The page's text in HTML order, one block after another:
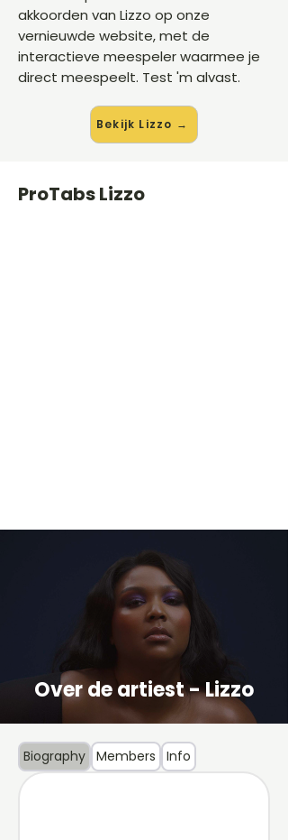
akkoorden van Lizzo op onze
vernieuwde website, met de
interactieve meespeler waarmee je
direct meespeelt. Test 'm alvast.
Bekijk Lizzo →
ProTabs Lizzo
Over de artiest - Lizzo
Biography Members Info